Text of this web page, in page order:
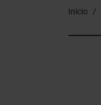
Inicio